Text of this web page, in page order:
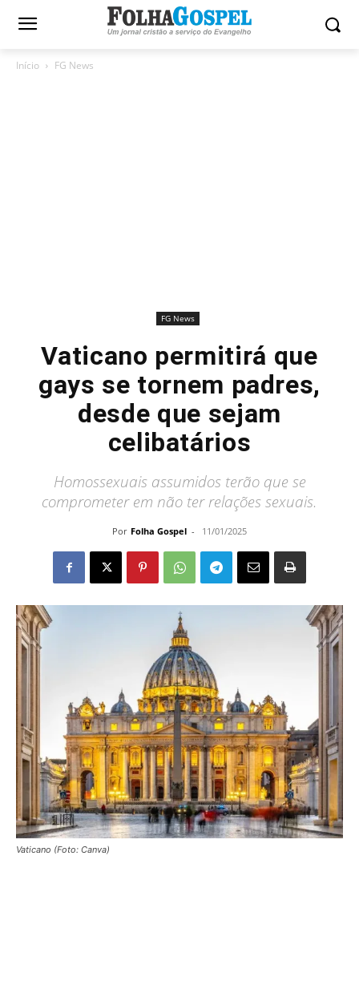
Início FG News
FG News
Vaticano permitirá que
gays se tornem padres,
desde que sejam
celibatários
Homossexuais assumidos terão que se
comprometer em não ter relações sexuais.
Por Folha Gospel - 11/01/2025
Vaticano (Foto: Canva)